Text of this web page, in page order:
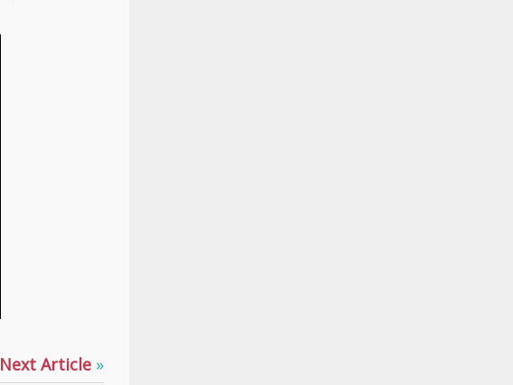
Next Article »